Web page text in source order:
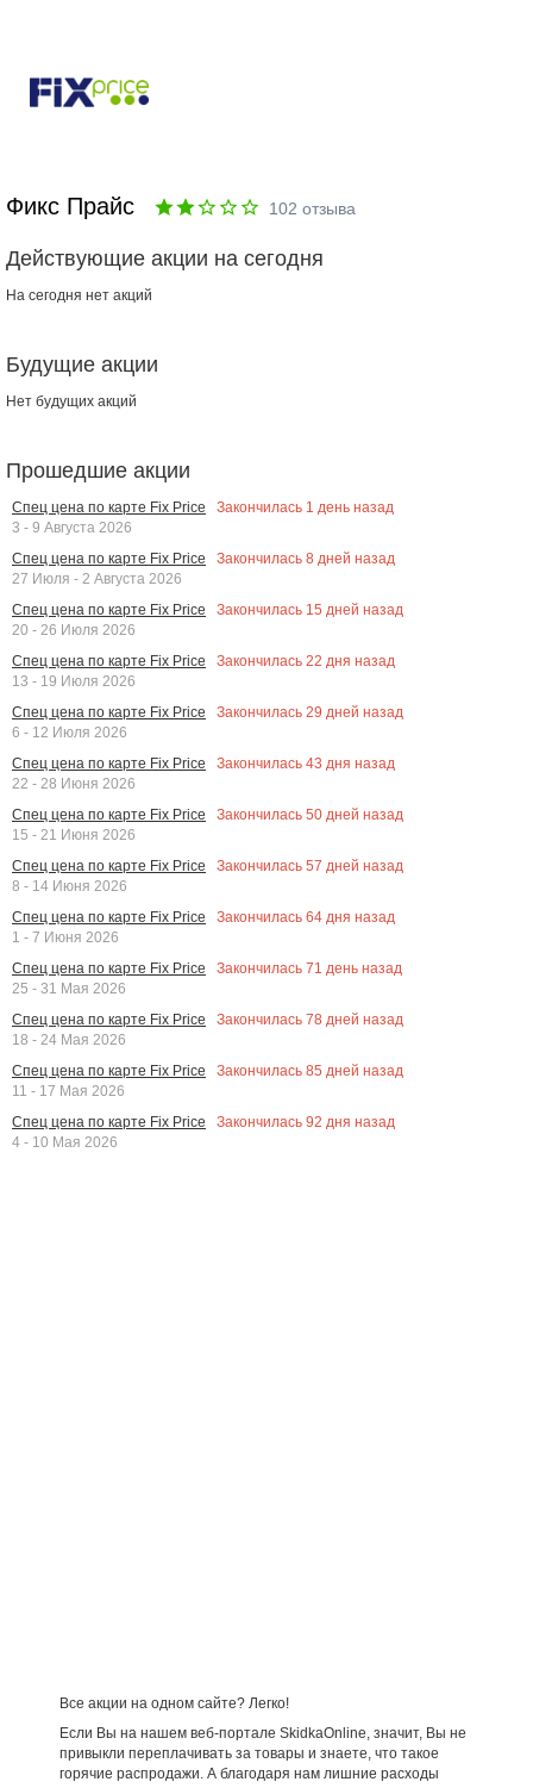
Фикс Прайс 102 отзыва
Действующие акции на сегодня
На сегодня нет акций
Будущие акции
Нет будущих акций
Прошедшие акции
Спец цена по карте Fix Price Закончилась 1 день назад
3 - 9 Августа 2026
Спец цена по карте Fix Price
Закончилась 8 дней назад
27 Июля - 2 Августа 2026
Спец цена по карте Fix Price
Закончилась 15 дней назад
20 - 26 Июля 2026
Спец цена по карте Fix Price
Закончилась 22 дня назад
13 - 19 Июля 2026
Спец цена по карте Fix Price
Закончилась 29 дней назад
6 - 12 Июля 2026
Спец цена по карте Fix Price
Закончилась 43 дня назад
22 - 28 Июня 2026
Спец цена по карте Fix Price
Закончилась 50 дней назад
15 - 21 Июня 2026
Спец цена по карте Fix Price
Закончилась 57 дней назад
8 - 14 Июня 2026
Спец цена по карте Fix Price
Закончилась 64 дня назад
1 - 7 Июня 2026
Спец цена по карте Fix Price
Закончилась 71 день назад
25 - 31 Мая 2026
Спец цена по карте Fix Price
Закончилась 78 дней назад
18 - 24 Мая 2026
Спец цена по карте Fix Price
Закончилась 85 дней назад
11 - 17 Мая 2026
Спец цена по карте Fix Price
Закончилась 92 дня назад
4 - 10 Мая 2026
Все акции на одном сайте? Легко!
Если Вы на нашем веб-портале SkidkaOnline, значит, Вы не
привыкли переплачивать за товары и знаете, что такое
горячие распродажи. А благодаря нам лишние расходы